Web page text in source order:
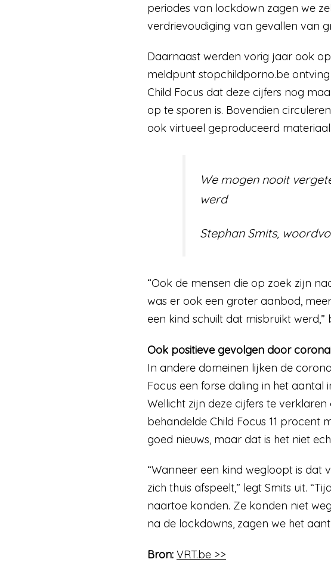
periodes van lockdown zagen we
verdrievoudiging van gevallen van
Daarnaast werden vorig jaar ook
meldpunt stopchildporno.be ontving
Child Focus dat deze cijfers nog
op te sporen is. Bovendien
ook virtueel geproduceerd
We mogen nooit
werd
Stephan Smits,
“Ook de mensen die op zoek zijn
was er ook een groter aanbod,
een kind schuilt dat misbruikt
Ook positieve gevolgen door
In andere domeinen lijken de
Focus een forse daling in het aantal
Wellicht zijn deze cijfers te
behandelde Child Focus 11 procent
goed nieuws, maar dat is het niet
“Wanneer een kind wegloopt is
zich thuis afspeelt,” legt Smits uit.
naartoe konden. Ze konden niet
na de lockdowns, zagen we het
Bron: VRT.be >>